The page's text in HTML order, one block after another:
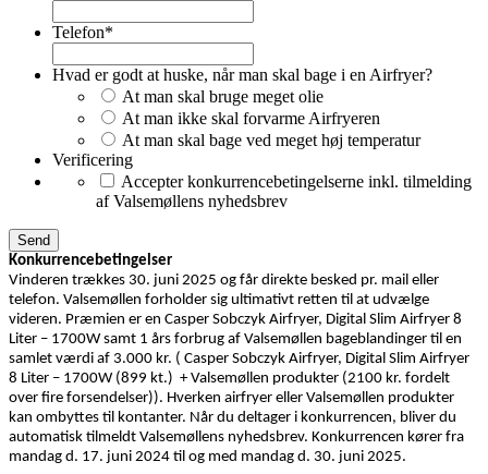
Telefon*
Hvad er godt at huske, når man skal bage i en Airfryer?
At man skal bruge meget olie
At man ikke skal forvarme Airfryeren
At man skal bage ved meget høj temperatur
Verificering
Accepter konkurrencebetingelserne inkl. tilmelding
af Valsemøllens nyhedsbrev
Konkurrencebetingelser
Vinderen trækkes 30. juni 2025 og får direkte besked pr. mail eller
telefon. Valsemøllen forholder sig ultimativt retten til at udvælge
videren. Præmien er en Casper Sobczyk Airfryer, Digital Slim Airfryer 8
Liter – 1700W samt 1 års forbrug af Valsemøllen bageblandinger til en
samlet værdi af 3.000 kr. ( Casper Sobczyk Airfryer, Digital Slim Airfryer
8 Liter – 1700W (899 kt.) + Valsemøllen produkter (2100 kr. fordelt
over fire forsendelser)). Hverken airfryer eller Valsemøllen produkter
kan ombyttes til kontanter. Når du deltager i konkurrencen, bliver du
automatisk tilmeldt Valsemøllens nyhedsbrev. Konkurrencen kører fra
mandag d. 17. juni 2024 til og med mandag d. 30. juni 2025.